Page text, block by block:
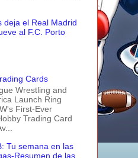
deja el Real Madrid
al F.C. Porto
Cards
Wrestling and
Launch Ring
First-Ever
Trading Card
Tu semana en las
Resumen de las